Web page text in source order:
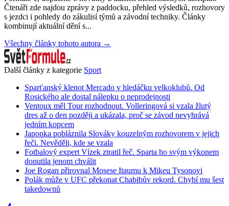
Čtenáři zde najdou zprávy z paddocku, přehled výsledků, rozhovory
s jezdci i pohledy do zákulisí týmů a závodní techniky. Články
kombinují aktuální dění s...
Všechny články tohoto autora →
Další články z kategorie Sport
Sparťanský klenot Mercado v hledáčku velkoklubů. Od
Rosického ale dostal nálepku o neprodejnosti
Ventoux měl Tour rozhodnout. Volleringová si vzala žlutý
dres až o den později a ukázala, proč se závod nevyhrává
jedním kopcem
Japonka pobláznila Slováky kouzelným rozhovorem v jejich
řeči. Nevěděli, kde se vzala
Fotbalový expert Vízek ztratil řeč. Sparta ho svým výkonem
donutila jenom chválit
Joe Rogan přirovnal Mosese Itaumu k Mikeu Tysonovi
Polák může v UFC překonat Chabibův rekord. Chybí mu šest
takedownů